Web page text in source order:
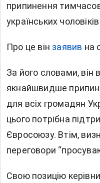
припинення
українських
Про це він заявив на
За його словами, він
якнайшвидше
для всіх громадян
цього потрібна
Євросоюзу. Втім,
переговори
Свою позицію